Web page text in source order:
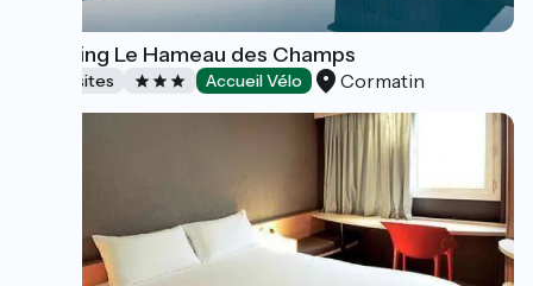
Camping Le Hameau des Champs
Campsites Accueil Vélo Cormatin